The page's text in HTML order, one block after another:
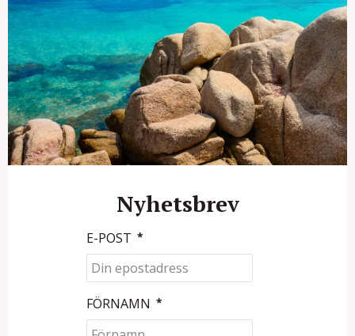
Nyhetsbrev
E-POST *
FÖRNAMN *